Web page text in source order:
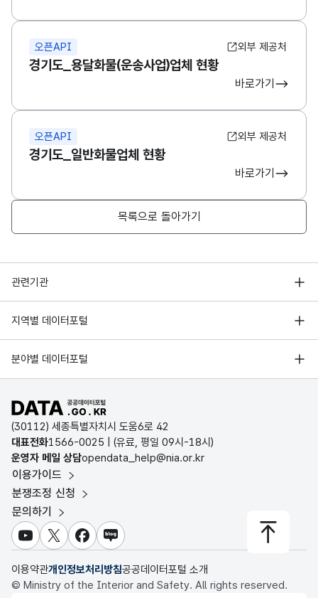
오픈API 외부 제공처
경기도_용달화물(운송사업)업체 현황
바로가기
오픈API 외부 제공처
경기도_일반화물업체 현황
바로가기
목록으로 돌아가기
관련기관
행정안전부
한국지능정보사회진흥원
국가정보자원관리원
지역별 데이터포털
서울 열린데이터광장
경기데이터드림
D-데이터허브
인천데이터포털
울산광역시 데이터포털
전남광주통합특별시 빅데이터 플랫폼
대전광역시 데이터포털
세종특별자치시 데이터포털
충청북도 데이터허브
분야별 데이터포털
기상자료개방포털
국토교통부 공간정보오픈플랫폼
환경부 환경데이터포털
문화데이터광장
농림축산식품 공공데이터포털
보건의료빅데이터개방시스템
식품의약품안전처 데이터포털
교육통계서비스
공공데이터포털 바로가기
(30112) 세종특별자치시 도움6로 42
대표전화1566-0025 | (유료, 평일 09시-18시)
운영자 메일 상담opendata_help@nia.or.kr
이용가이드
분쟁조정 신청
문의하기
유튜브X 페이스북
블로그
이용약관개인정보처리방침공공데이터포털 소개
© Ministry of the Interior and Safety. All rights reserved.